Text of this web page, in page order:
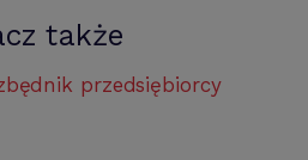
także
przedsiębiorcy